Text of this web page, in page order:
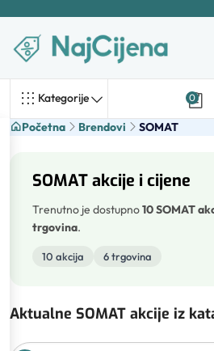
Kategorije 0
Početna Brendovi SOMAT
SOMAT akcije i cijene
Trenutno je dostupno10 SOMAT
trgovina.
10 akcija 6 trgovina
Aktualne SOMAT akcije iz